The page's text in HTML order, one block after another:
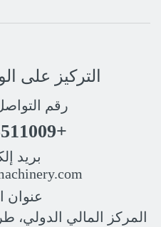
التركيز على
رقم
+8618063511009
بريد
عنوان
المركز المالي الدولي،